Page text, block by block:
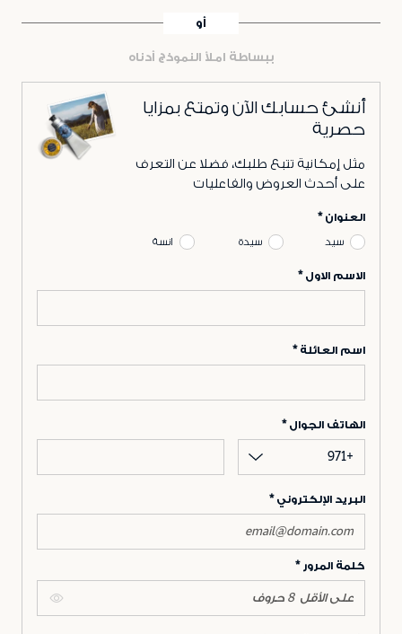
أو
ببساطة املأ النموذج أدناه
أنشئ حسابك الآن وتمتع بمزايا
حصرية
مثل إمكانية تتبع طلبك، فضلا عن التعرف
على أحدث العروض والفاعليات
العنوان
سيد سيدة انسة
الاسم الاول
اسم العائلة
الهاتف الجوال
+971
البريد الإلكتروني
كلمة المرور